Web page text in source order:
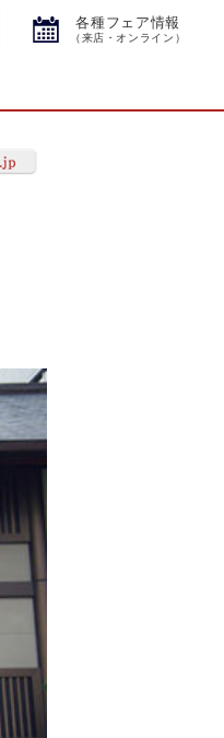
各種フェア情報
（来店・オンライン）